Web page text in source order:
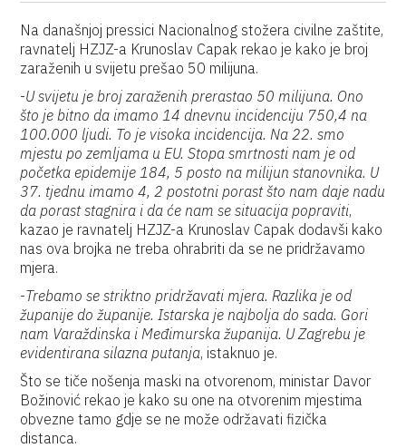
Na današnjoj pressici Nacionalnog stožera civilne zaštite,
ravnatelj HZJZ-a Krunoslav Capak rekao je kako je broj
zaraženih u svijetu prešao 50 milijuna.
-U svijetu je broj zaraženih prerastao 50 milijuna. Ono
što je bitno da imamo 14 dnevnu incidenciju 750,4 na
100.000 ljudi. To je visoka incidencija. Na 22. smo
mjestu po zemljama u EU. Stopa smrtnosti nam je od
početka epidemije 184, 5 posto na milijun stanovnika. U
37. tjednu imamo 4, 2 postotni porast što nam daje nadu
da porast stagnira i da će nam se situacija popraviti,
kazao je ravnatelj HZJZ-a Krunoslav Capak dodavši kako
nas ova brojka ne treba ohrabriti da se ne pridržavamo
mjera.
-Trebamo se striktno pridržavati mjera. Razlika je od
županije do županije. Istarska je najbolja do sada. Gori
nam Varaždinska i Međimurska županija. U Zagrebu je
evidentirana silazna putanja, istaknuo je.
Što se tiče nošenja maski na otvorenom, ministar Davor
Božinović rekao je kako su one na otvorenim mjestima
obvezne tamo gdje se ne može održavati fizička
distanca.